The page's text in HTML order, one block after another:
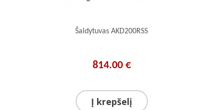
Šaldytuvas AKD200RSS
814.00 €
Į krepšelį